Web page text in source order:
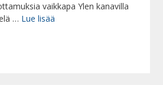
vaikkapa Ylen kanavilla
… Lue lisää